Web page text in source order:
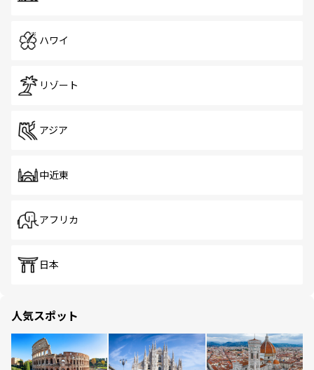
ハワイ
リゾート
アジア
中近東
アフリカ
日本
人気スポット